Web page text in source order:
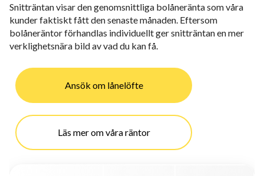
Snitträntan visar den genomsnittliga bolåneränta som våra
kunder faktiskt fått den senaste månaden. Eftersom
bolåneräntor förhandlas individuellt ger snitträntan en mer
verklighetsnära bild av vad du kan få.
Ansök om lånelöfte
Läs mer om våra räntor